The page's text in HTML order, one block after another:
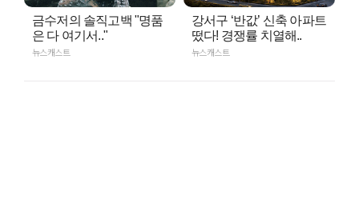
금수저의 솔직고백 "명품
은 다 여기서.."
뉴스캐스트
강서구 ‘반값’ 신축 아파트
떴다! 경쟁률 치열해..
뉴스캐스트